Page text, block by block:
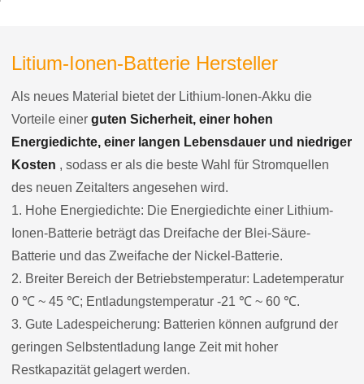
Litium-Ionen-Batterie Hersteller
Als neues Material bietet der Lithium-Ionen-Akku die
Vorteile einer guten Sicherheit, einer hohen
Energiedichte, einer langen Lebensdauer und niedriger
Kosten , sodass er als die beste Wahl für Stromquellen
des neuen Zeitalters angesehen wird.
1. Hohe Energiedichte: Die Energiedichte einer Lithium-
Ionen-Batterie beträgt das Dreifache der Blei-Säure-
Batterie und das Zweifache der Nickel-Batterie.
2. Breiter Bereich der Betriebstemperatur: Ladetemperatur
0 ℃ ~ 45 ℃; Entladungstemperatur -21 ℃ ~ 60 ℃.
3. Gute Ladespeicherung: Batterien können aufgrund der
geringen Selbstentladung lange Zeit mit hoher
Restkapazität gelagert werden.